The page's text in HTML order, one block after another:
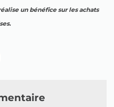
un bénéfice sur les achats